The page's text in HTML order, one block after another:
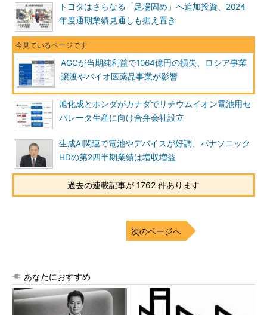
トヨタはさらなる「足場固め」へ追加投資、2024
年度通期業績見通しも据え置き
AGCが当期純利益で1064億円の損失、ロシア事業
譲渡やバイオ医薬品事業が影響
旭化成とホンダがカナダでリチウムイオン電池用セ
パレータ生産に向け合弁会社設立
生成AI関連で電池やデバイスが好調、パナソニック
HDの第2四半期業績は増収増益
過去の連載記事が 1762 件あります
次のページへ
あなたにおすすめ